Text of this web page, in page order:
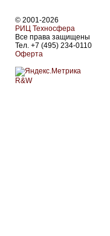
© 2001-2026
РИЦ Техносфера
Все права защищены
Тел. +7 (495) 234-0110
Оферта
R&W